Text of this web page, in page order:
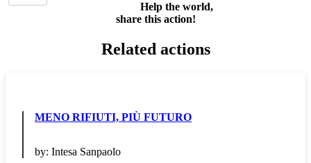
Help the world,
share this action!
Related actions
MENO RIFIUTI, PIÙ FUTURO
by: Intesa Sanpaolo